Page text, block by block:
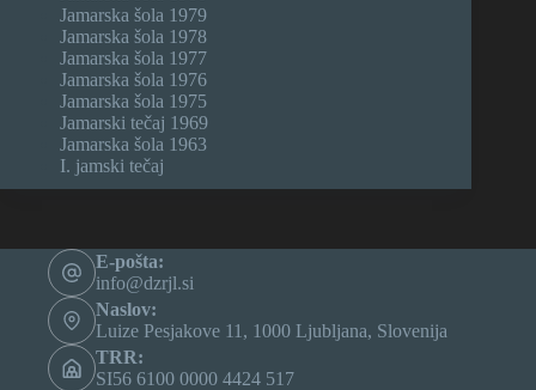
Jamarska šola 1979
Jamarska šola 1978
Jamarska šola 1977
Jamarska šola 1976
Jamarska šola 1975
Jamarski tečaj 1969
Jamarska šola 1963
I. jamski tečaj
E-pošta:
info@dzrjl.si
Naslov:
Luize Pesjakove 11, 1000 Ljubljana, Slovenija
TRR:
SI56 6100 0000 4424 517